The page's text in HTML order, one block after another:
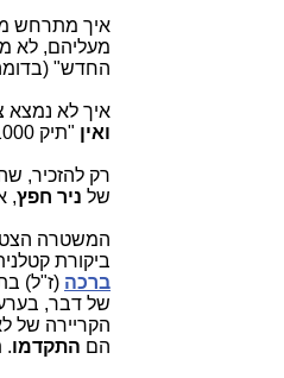
איך מתרחש
מעליהם, לא
החדש" (בדומה ל"תיק
איך לא נמצא
ואין "תיק 1000"?
של ניר חפץ,
המשטרה
ביקורת
ברכה (ז"ל)
של דבר,
הקריירה של
הם התקדמו.